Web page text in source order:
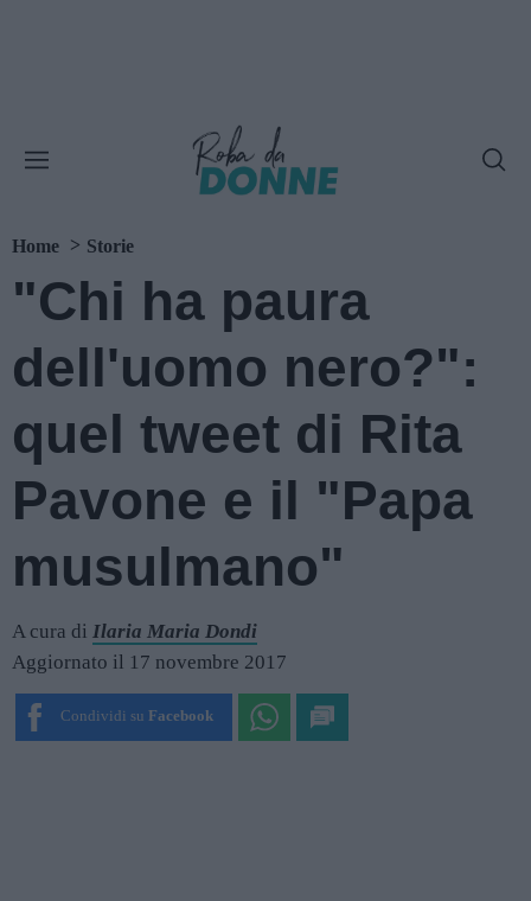
Home Storie
"Chi ha paura
dell'uomo nero?":
quel tweet di Rita
Pavone e il "Papa
musulmano"
A cura di Ilaria Maria Dondi
Aggiornato il 17 novembre 2017
Condividi su Facebook